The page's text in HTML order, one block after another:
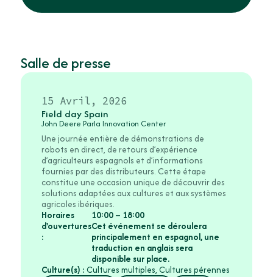
Salle de presse
15 Avril, 2026
Field day Spain
John Deere Parla Innovation Center
Une journée entière de démonstrations de
robots en direct, de retours d’expérience
d’agriculteurs espagnols et d’informations
fournies par des distributeurs. Cette étape
constitue une occasion unique de découvrir des
solutions adaptées aux cultures et aux systèmes
agricoles ibériques.
Horaires
d'ouvertures
:
10:00 – 18:00
Cet événement se déroulera
principalement en espagnol, une
traduction en anglais sera
disponible sur place.
Culture(s) : Cultures multiples, Cultures pérennes